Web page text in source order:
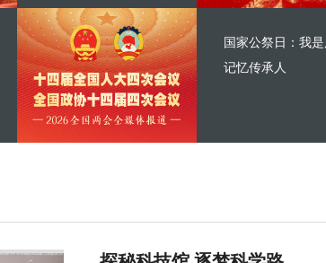
国家公祭日：我是
记忆传承人